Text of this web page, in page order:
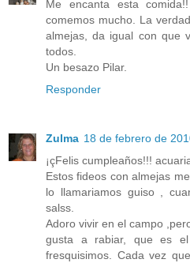
Me encanta esta
comemos mucho. La
almejas, da igual con que
todos.
Un besazo Pilar.
Responder
Zulma 18 de febrero de
¡çFelis cumpleaños!!!
Estos fideos con almejas
lo llamariamos guiso ,
salss.
Adoro vivir en el campo
gusta a rabiar, que es
fresquisimos. Cada vez